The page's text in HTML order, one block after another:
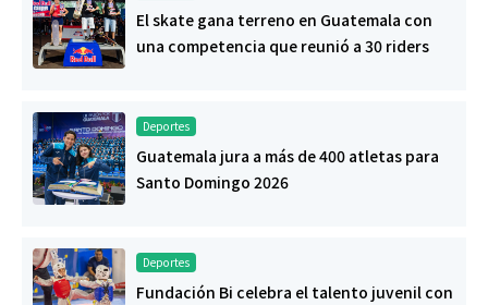
El skate gana terreno en Guatemala con
una competencia que reunió a 30 riders
Deportes
Guatemala jura a más de 400 atletas para
Santo Domingo 2026
Deportes
Fundación Bi celebra el talento juvenil con